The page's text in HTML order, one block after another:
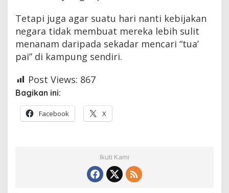
Tetapi juga agar suatu hari nanti kebijakan
negara tidak membuat mereka lebih sulit
menanam daripada sekadar mencari “tua’
pai” di kampung sendiri.
Post Views: 867
Bagikan ini:
Facebook X
Ikuti Kami